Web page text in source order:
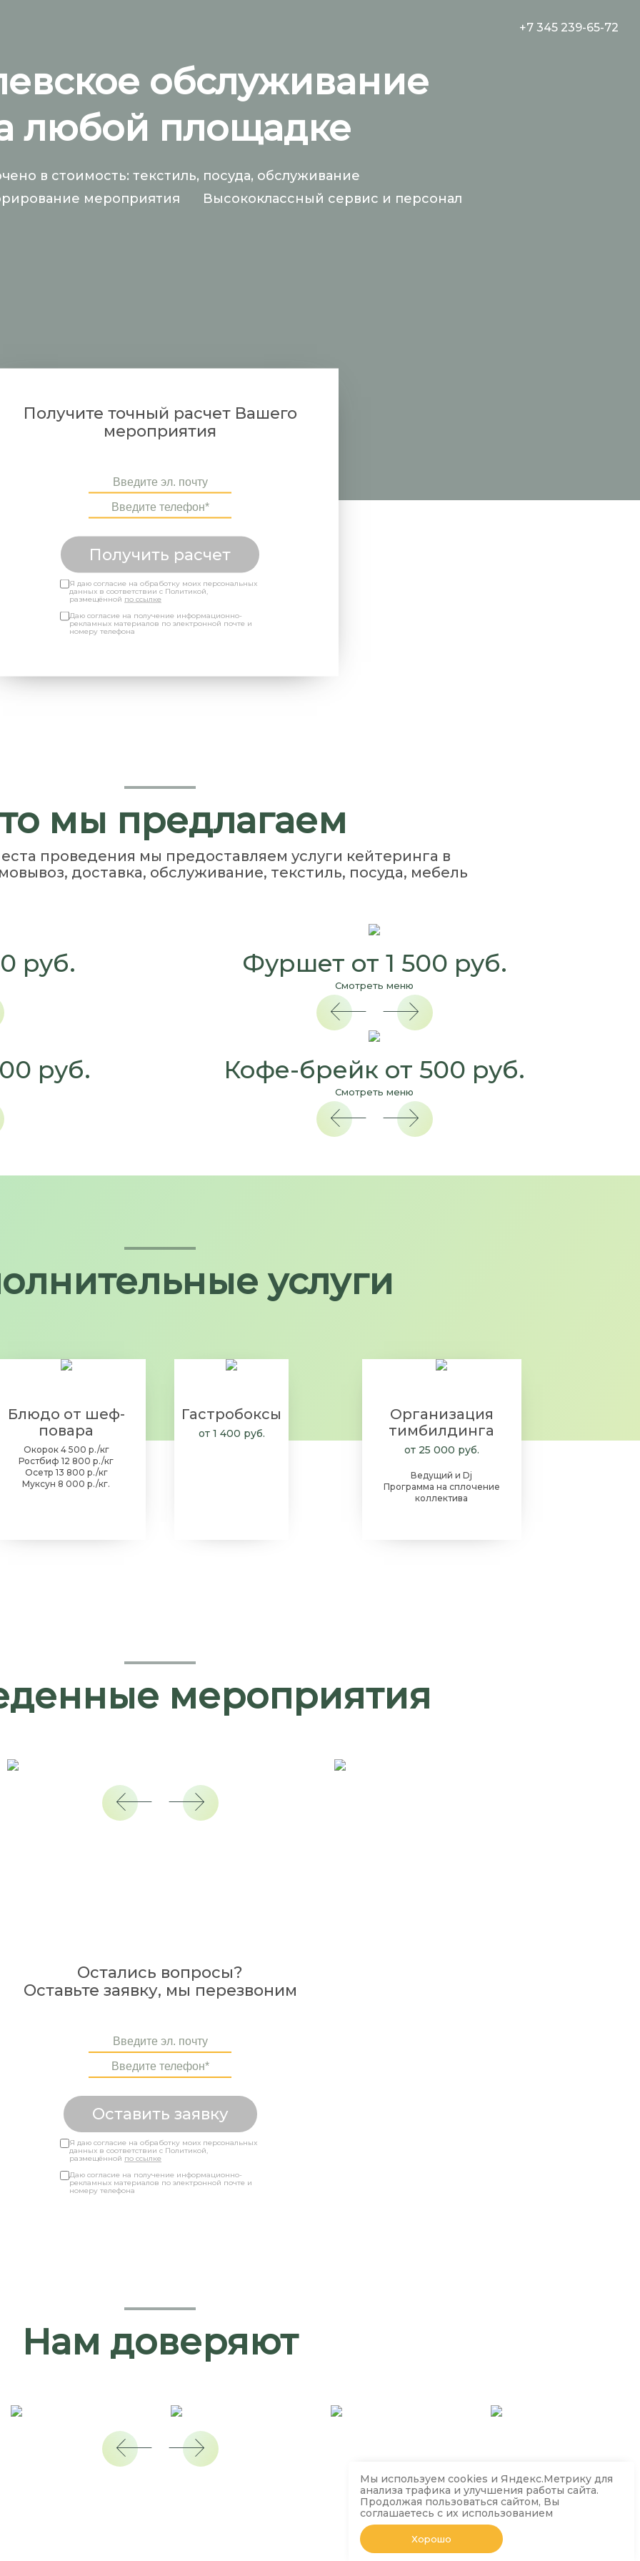
+7 345 239-65-72
обслуживание
любой площадке
в стоимость: текстиль, посуда, обслуживание
мероприятия
Высококлассный сервис и персонал
Получите точный расчет Вашего
мероприятия
Получить расчет
Я даю согласие на обработку моих персональных
данных в соответствии с Политикой,
размещённой по ссылке
Даю согласие на получение информационно-
рекламных материалов по электронной почте и
номеру телефона
мы предлагаем
проведения мы предоставляем услуги кейтеринга в
доставка, обслуживание, текстиль, посуда, мебель
руб. Фуршет от 1 500 руб.
Смотреть меню
руб. Кофе-брейк от 500 руб.
Смотреть меню
услуги
Блюдо от шеф-
повара
Окорок 4 500 р./кг
Ростбиф 12 800 р./кг
Осетр 13 800 р./кг
Муксун 8 000 р./кг.
Гастробоксы
от 1 400 руб.
Организация
тимбилдинга
от 25 000 руб.
Ведущий и Dj
Программа на сплочение
коллектива
мероприятия
Остались вопросы?
Оставьте заявку, мы перезвоним
Оставить заявку
Я даю согласие на обработку моих персональных
данных в соответствии с Политикой,
размещённой по ссылке
Даю согласие на получение информационно-
рекламных материалов по электронной почте и
номеру телефона
Нам доверяют
Мы используем cookies и Яндекс.Метрику для
анализа трафика и улучшения работы сайта.
Продолжая пользоваться сайтом, Вы
соглашаетесь с их использованием
Хорошо